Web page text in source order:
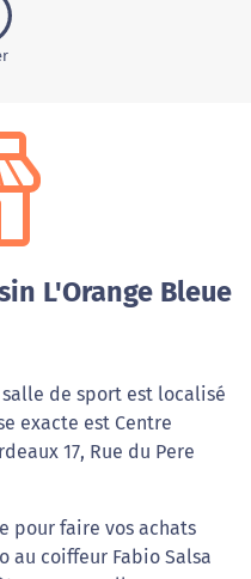
L'Orange Bleue
de sport est localisé
exacte est Centre
17, Rue du Pere
pour faire vos achats
au coiffeur Fabio Salsa